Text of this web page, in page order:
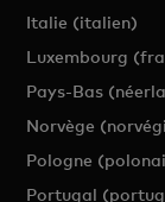
Italie (italien)
Luxembourg
Pays-Bas
Norvège
Pologne
Portugal